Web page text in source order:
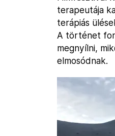
terapeutája
terápiás
A történet
megnyílni,
elmosódnak.